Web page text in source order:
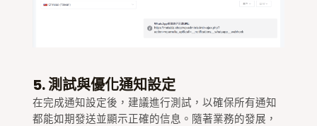
5. 測試與優化通知設定
在完成通知設定後，建議進行測試，以確保所有通知
都能如期發送並顯示正確的信息。隨著業務的發展，